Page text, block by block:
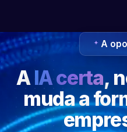
A
AIA certa,
muda a